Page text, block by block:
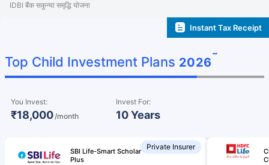
IDBI बैंक सकुन्या समृद्धि योजना
Instant Tax Receipt
Top Child Investment Plans 2026˜
You Invest:
₹18,000 /month
Invest For:
10 Years
Private Insurer
SBI Life-Smart Scholar
Plus